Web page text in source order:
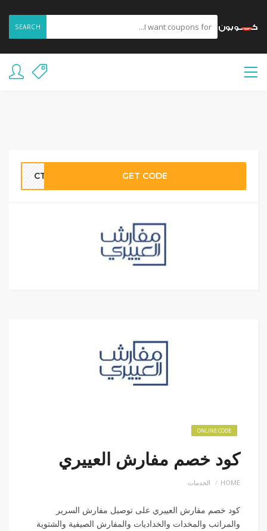
SEARCH
GET CODE
ONLINE CODE
كود خصم مفارش العييري
HOME الخدمات
كود خصم مفارش العييري على توصيل مفارش السرير
والمراتب والمخدات والخداديات والمفارش الصيفية والشتوية